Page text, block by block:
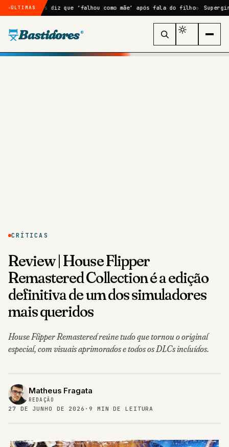
ÚLTIMAS
diz que ‘falhou como mãe’ após fala do filho Supergirl chega
Bastidores ®
CRÍTICAS
Review | House Flipper
Remastered Collection é a edição
definitiva de um dos simuladores
mais queridos
House Flipper Remastered reúne tudo que tornou o original
especial, com visuais aprimorados e todos os DLCs incluídos.
Matheus Fragata
REDAÇÃO
27 DE JUNHO DE 2026 · 9 MIN DE LEITURA